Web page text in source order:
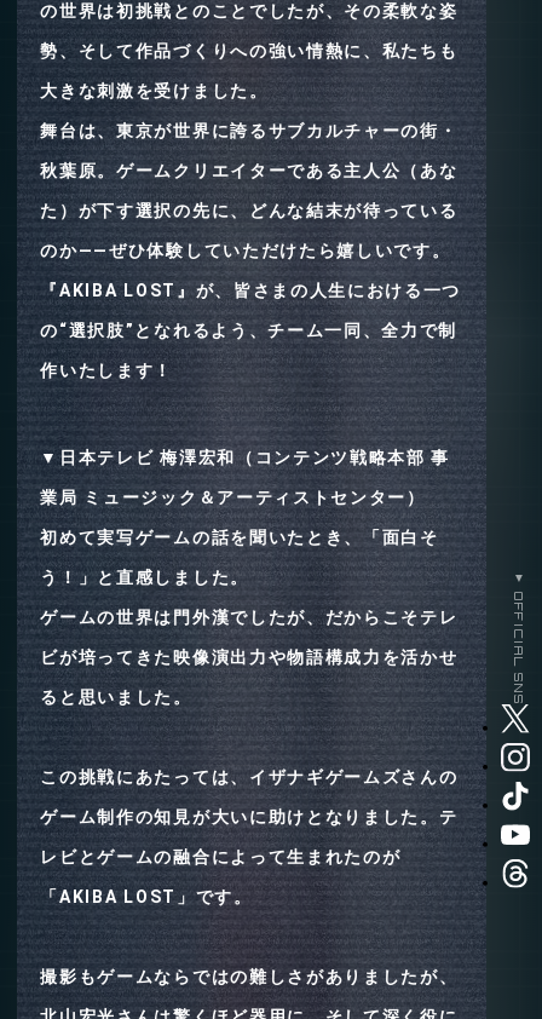
▼ OFFICIAL SNS
の世界は初挑戦とのことでしたが、その柔軟な姿
勢、そして作品づくりへの強い情熱に、私たちも
大きな刺激を受けました。
舞台は、東京が世界に誇るサブカルチャーの街・
秋葉原。ゲームクリエイターである主人公（あな
た）が下す選択の先に、どんな結末が待っている
のか――ぜひ体験していただけたら嬉しいです。
『AKIBA LOST』が、皆さまの人生における一つ
の“選択肢”となれるよう、チーム一同、全力で制
作いたします！
▼日本テレビ 梅澤宏和（コンテンツ戦略本部 事
業局 ミュージック＆アーティストセンター）
初めて実写ゲームの話を聞いたとき、「面白そ
う！」と直感しました。
ゲームの世界は門外漢でしたが、だからこそテレ
ビが培ってきた映像演出力や物語構成力を活かせ
ると思いました。
この挑戦にあたっては、イザナギゲームズさんの
ゲーム制作の知見が大いに助けとなりました。テ
レビとゲームの融合によって生まれたのが
「AKIBA LOST」です。
撮影もゲームならではの難しさがありましたが、